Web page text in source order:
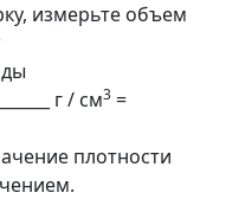
измерьте объем
г / см3 =
плотности